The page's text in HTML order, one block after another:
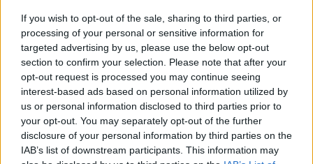
If you wish to opt-out of the sale, sharing to third parties, or
processing of your personal or sensitive information for
targeted advertising by us, please use the below opt-out
section to confirm your selection. Please note that after your
opt-out request is processed you may continue seeing
interest-based ads based on personal information utilized by
us or personal information disclosed to third parties prior to
your opt-out. You may separately opt-out of the further
disclosure of your personal information by third parties on the
IAB’s list of downstream participants. This information may
​Il passato, questo conosciuto!
​Clima ballerino e sbalzi d’umore
La maternità
​L’uomo o l’orso?
Non hanno un amico a teatro​
​Tutta una questione di rispetto
​Cose che ci esauriscono
​Vespa che passione!
​Lasciate ai vostri figli il diritto di piangere
​Parole d’amore regalate al vento
​Essere genitori di un adolescente